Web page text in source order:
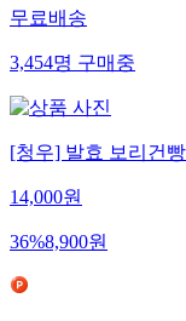
무료배송
3,454명구매중
[청우] 발효 보리건
14,000원
36%8,900원